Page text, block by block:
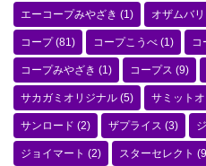
エーコープみやざき (1) オザムバ
コープ(81) コープこうべ (1) コ
コープみやざき (1) コープス (9)
サカガミオリジナル (5) サミット
サンロード (2) ザプライス (3)
ジョイマート (2) スターセレクト